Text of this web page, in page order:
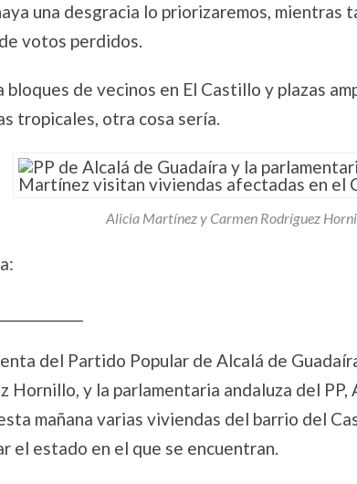
una desgracia lo priorizaremos, mientras
votos perdidos.
bloques de vecinos en El Castillo y plazas
tropicales, otra cosa sería.
Alicia Martínez y Carmen Rodríguez
del Partido Popular de Alcalá de
Hornillo, y la parlamentaria andaluza del PP,
mañana varias viviendas del barrio del
el estado en el que se encuentran.